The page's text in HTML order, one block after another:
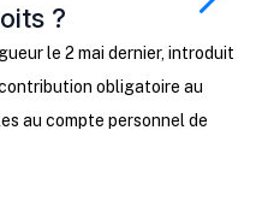
?
le 2 mai dernier, introduit
obligatoire au
au compte personnel de